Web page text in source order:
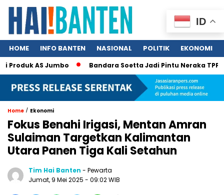
HOME INFO BANTEN NASIONAL POLITIK EKONOMI
AS Jumbo Bandara Soetta Jadi Pintu Neraka TPPO,
Home / Ekonomi
Fokus Benahi Irigasi, Mentan Amran
Sulaiman Targetkan Kalimantan
Utara Panen Tiga Kali Setahun
Tim Hai Banten - Pewarta
Jumat, 9 Mei 2025 - 09:02 WIB
ID